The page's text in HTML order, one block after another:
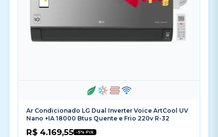
Ar Condicionado LG Dual Inverter Voice ArtCool UV
Nano +IA 18000 Btus Quente e Frio 220v R-32
R$ 4.169,55 -5% PIX